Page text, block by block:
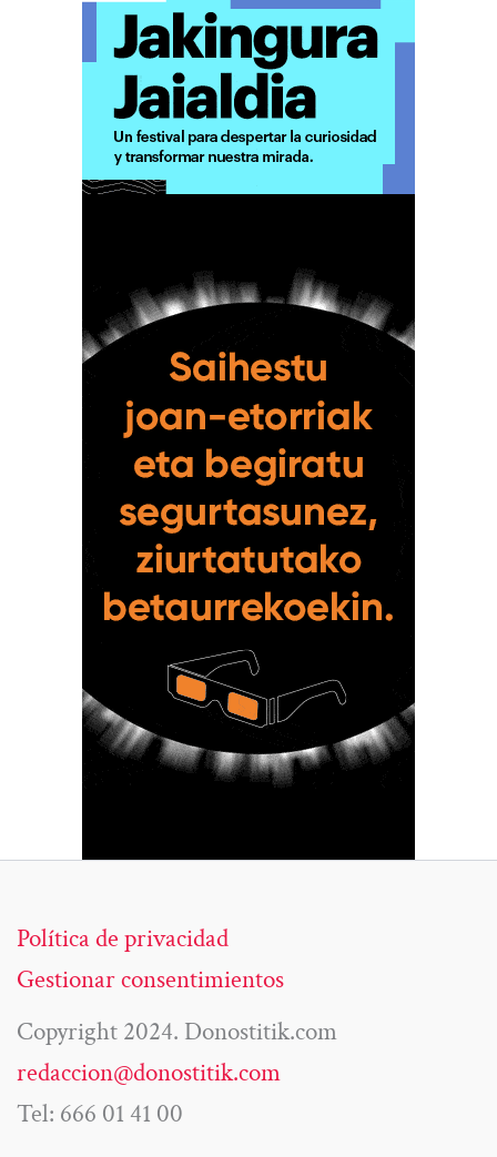
Política de privacidad
Gestionar consentimientos
Copyright 2024. Donostitik.com
redaccion@donostitik.com
Tel: 666 01 41 00